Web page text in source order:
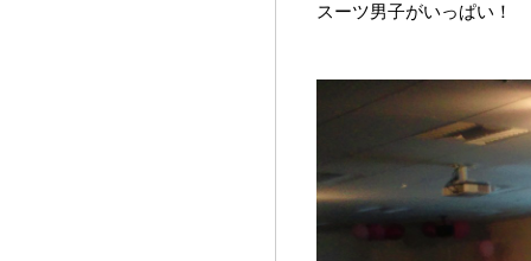
スーツ男子がいっぱい！